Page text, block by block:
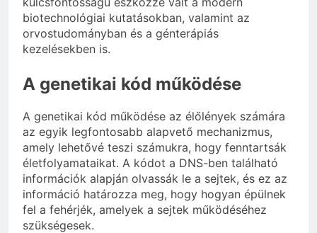
biotechnológiai kutatásokban, valamint az
orvostudományban és a génterápiás
kezelésekben is.
A genetikai kód működése
A genetikai kód működése az élőlények számára
az egyik legfontosabb alapvető mechanizmus,
amely lehetővé teszi számukra, hogy fenntartsák
életfolyamataikat. A kódot a DNS-ben található
információk alapján olvassák le a sejtek, és ez az
információ határozza meg, hogy hogyan épülnek
fel a fehérjék, amelyek a sejtek működéséhez
szükségesek.